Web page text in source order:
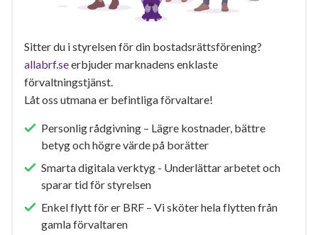
Sitter du i styrelsen för din bostadsrättsförening?
allabrf.seerbjuder marknadens enklaste
förvaltningstjänst.
Låt oss utmana er befintliga förvaltare!
Personlig rådgivning – Lägre kostnader, bättre
betyg och högre värde på borätter
Smarta digitala verktyg - Underlättar arbetet och
sparar tid för styrelsen
Enkel flytt för er BRF – Vi sköter hela flytten från
gamla förvaltaren